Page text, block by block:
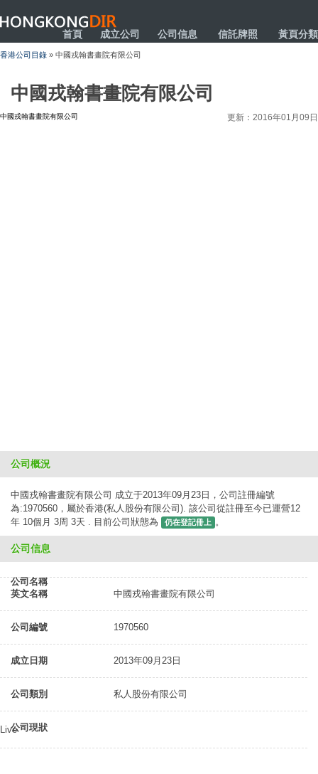
HONGKONGDIR
首頁 成立公司 公司信息 信託牌照 黃頁分類
香港公司目錄 » 中國戎翰書畫院有限公司
中國戎翰書畫院有限公司
中國戎翰書畫院有限公司 更新：2016年01月09日
公司概況
中國戎翰書畫院有限公司 成立于2013年09月23日，公司註冊編號
為:1970560，屬於香港(私人股份有限公司). 該公司從註冊至今已運營12
年 10個月 3周 3天 . 目前公司狀態為
仍在登記冊上 。
公司信息
公司名稱
英文名稱
中國戎翰書畫院有限公司
公司編號 1970560
成立日期 2013年09月23日
公司類別 私人股份有限公司
公司現狀
Live